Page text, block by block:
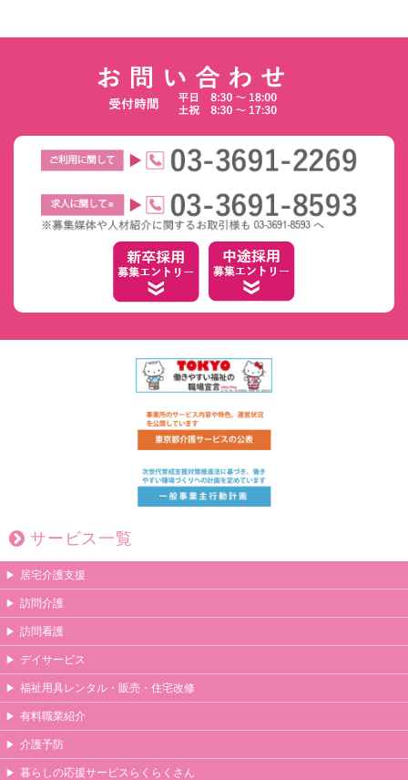
サービス一覧
居宅介護支援
訪問介護
訪問看護
デイサービス
福祉用具レンタル・販売・住宅改修
有料職業紹介
介護予防
暮らしの応援サービスらくらくさん